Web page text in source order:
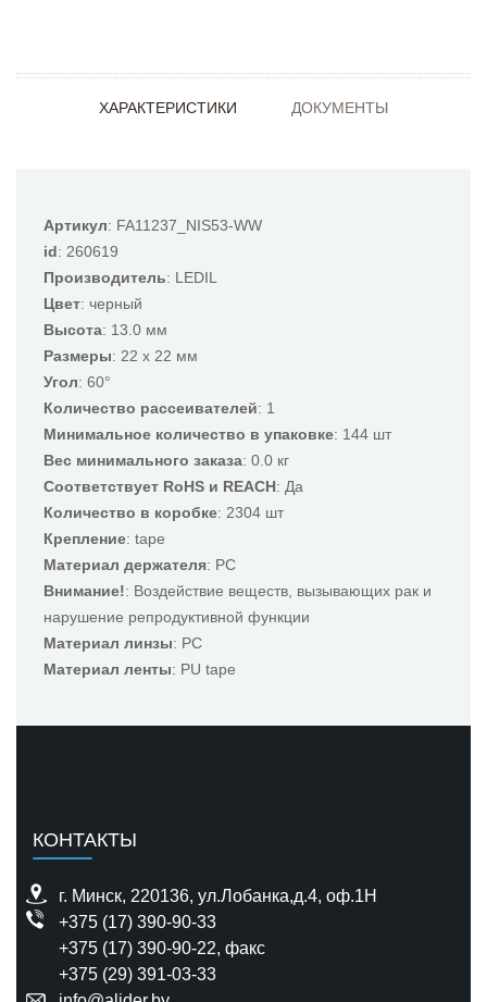
ХАРАКТЕРИСТИКИ ДОКУМЕНТЫ
Артикул: FA11237_NIS53-WW
id: 260619
Производитель: LEDIL
Цвет: черный
Высота: 13.0 мм
Размеры: 22 x 22 мм
Угол: 60°
Количество рассеивателей: 1
Минимальное количество в упаковке: 144 шт
Вес минимального заказа: 0.0 кг
Соответствует RoHS и REACH: Да
Количество в коробке: 2304 шт
Крепление: tape
Материал держателя: PC
Внимание!: Воздействие веществ, вызывающих рак и
нарушение репродуктивной функции
Материал линзы: PC
Материал ленты: PU tape
КОНТАКТЫ
г. Минск, 220136, ул.Лобанка,д.4, оф.1H
+375 (17) 390-90-33
+375 (17) 390-90-22, факс
+375 (29) 391-03-33